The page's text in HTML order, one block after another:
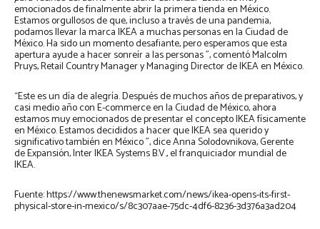
emocionados de finalmente abrir la primera tienda en México.
Estamos orgullosos de que, incluso a través de una pandemia,
podamos llevar la marca IKEA a muchas personas en la Ciudad de
México. Ha sido un momento desafiante, pero esperamos que esta
apertura ayude a hacer sonreír a las personas ”, comentó Malcolm
Pruys, Retail Country Manager y Managing Director de IKEA en México.
“Este es un día de alegría. Después de muchos años de preparativos, y
casi medio año con E-commerce en la Ciudad de México, ahora
estamos muy emocionados de presentar el concepto IKEA físicamente
en México. Estamos decididos a hacer que IKEA sea querido y
significativo también en México ”, dice Anna Solodovnikova, Gerente
de Expansión, Inter IKEA Systems B.V., el franquiciador mundial de
IKEA.
Fuente: https://www.thenewsmarket.com/news/ikea-opens-its-first-
physical-store-in-mexico/s/8c307aae-75dc-4df6-8236-3d376a3ad204